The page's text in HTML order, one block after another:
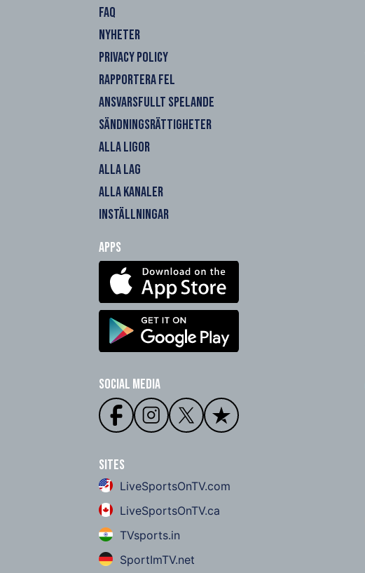
FAQ
NYHETER
PRIVACY POLICY
RAPPORTERA FEL
ANSVARSFULLT SPELANDE
SÄNDNINGSRÄTTIGHETER
ALLA LIGOR
ALLA LAG
ALLA KANALER
INSTÄLLNINGAR
Apps
Social Media
Sites
LiveSportsOnTV.com
LiveSportsOnTV.ca
TVsports.in
SportImTV.net